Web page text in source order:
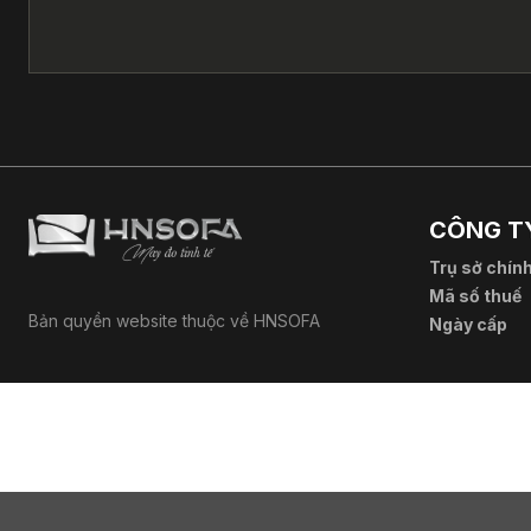
Bản quyền website thuộc về HNSOFA
CÔNG
Trụ sở chính
Mã số thuế
Ngày cấp